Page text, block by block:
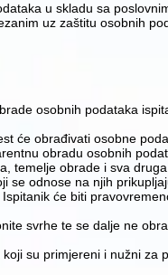
u skladu sa
uz zaštitu osobnih
osobnih podataka
će obrađivati osobne
obradu osobnih
temelje obrade i sva
se odnose na njih
će biti
svrhe te se dalje ne
su primjereni i nužni za